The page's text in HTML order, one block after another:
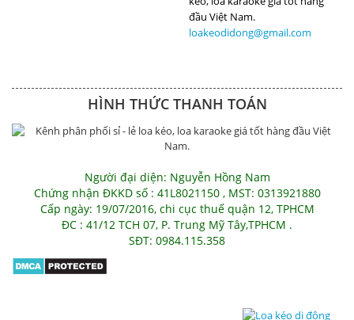
loakeodidong@gmail.com
HÌNH THỨC THANH TOÁN
Người đại diện: Nguyễn Hồng Nam
Chứng nhận ĐKKD số : 41L8021150 , MST: 0313921880
Cấp ngày: 19/07/2016, chi cục thuế quận 12, TPHCM
ĐC : 41/12 TCH 07, P. Trung Mỹ Tây,TPHCM .
SĐT: 0984.115.358